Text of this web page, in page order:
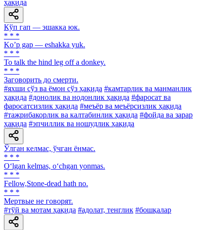
ҳақида
Кўп гап — эшакка юк.
* * *
Koʼp gap — eshakka yuk.
* * *
To talk the hind leg off a donkey.
* * *
Заговорить до смерти.
#яхши сўз ва ёмон сўз ҳақида #камтарлик ва манманлик
ҳақида #донолик ва нодонлик ҳақида #фаросат ва
фаросатсизлик ҳақида #меъёр ва меъёрсизлик ҳақида
#тажрибакорлик ва калтабинлик ҳақида #фойда ва зарар
ҳақида #эпчиллик ва ношудлик ҳақида
Ўлган келмас, ўчган ёнмас.
* * *
O‘lgan kelmas, o‘chgan yonmas.
* * *
Fellow,Stone-dead hath no.
* * *
Мертвые не говорят.
#тўй ва мотам ҳақида #адолат, тенглик #бошқалар